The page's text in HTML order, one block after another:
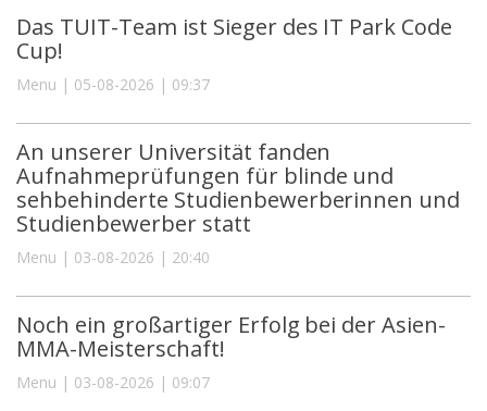
Das TUIT-Team ist Sieger des IT Park Code
Cup!
Menu | 05-08-2026 | 09:37
An unserer Universität fanden
Aufnahmeprüfungen für blinde und
sehbehinderte Studienbewerberinnen und
Studienbewerber statt
Menu | 03-08-2026 | 20:40
Noch ein großartiger Erfolg bei der Asien-
MMA-Meisterschaft!
Menu | 03-08-2026 | 09:07